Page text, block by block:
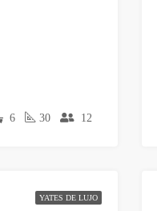
6 30 12
YATES DE LUJO